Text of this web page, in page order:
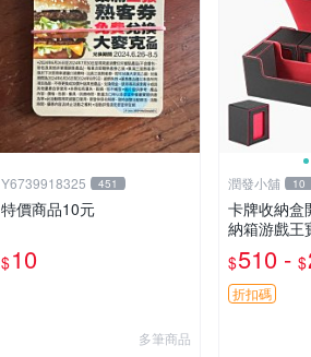
Y6739918325 451
特價商品10元
$10
多筆商品
潤發小舖 10
卡牌收納盒
納箱游戲王
殺海賊王
$510 - $
折扣碼